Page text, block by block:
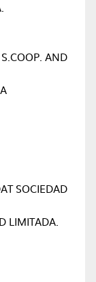
AND
SOCIEDAD
LIMITADA.